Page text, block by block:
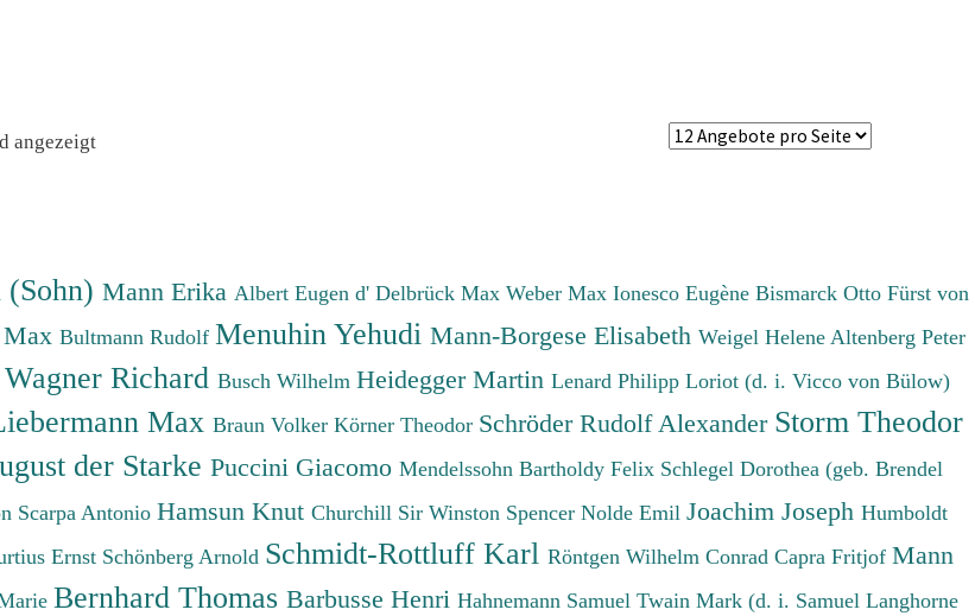
angezeigt
(Sohn)Mann Erika Albert Eugen d'Delbrück MaxWeber MaxIonesco EugèneBismarck Otto Fürst von
Bultmann Rudolf Menuhin Yehudi Mann-Borgese Elisabeth Weigel Helene Altenberg Peter
Wagner Richard Busch Wilhelm Heidegger Martin Lenard Philipp Loriot (d. i. Vicco von Bülow)
Max Braun Volker Körner Theodor Schröder Rudolf Alexander Storm Theodor
der Starke Puccini Giacomo Mendelssohn Bartholdy Felix Schlegel Dorothea (geb. Brendel
Scarpa Antonio Hamsun Knut Churchill Sir Winston Spencer Nolde Emil Joachim Joseph Humboldt
Ernst Schönberg Arnold Schmidt-Rottluff Karl Röntgen Wilhelm Conrad Capra Fritjof Mann
Bernhard Thomas Barbusse Henri Hahnemann Samuel Twain Mark (d. i. Samuel Langhorne